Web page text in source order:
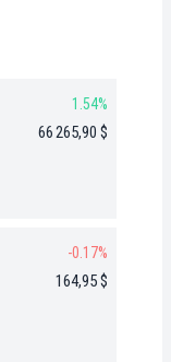
1.54%
66 265,90 $
-0.17%
164,95 $